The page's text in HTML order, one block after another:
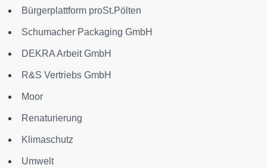
Bürgerplattform proSt.Pölten
Schumacher Packaging GmbH
DEKRA Arbeit GmbH
R&S Vertriebs GmbH
Moor
Renaturierung
Klimaschutz
Umwelt